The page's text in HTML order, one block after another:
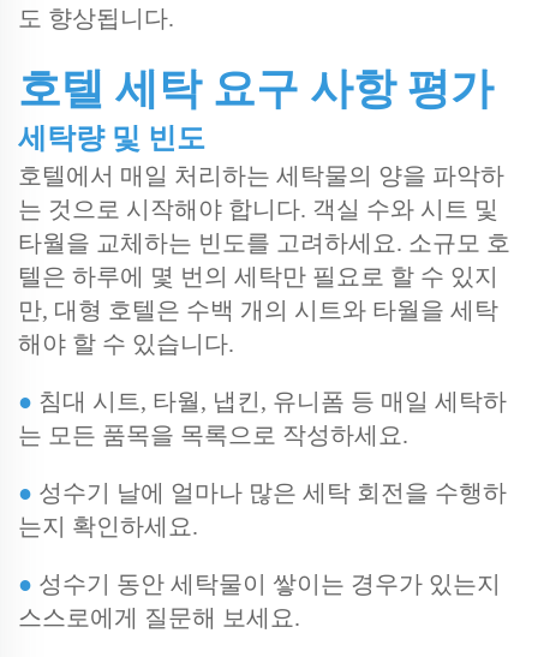
도 향상됩니다.
호텔 세탁 요구 사항 평가
세탁량 및 빈도
호텔에서 매일 처리하는 세탁물의 양을 파악하
는 것으로 시작해야 합니다. 객실 수와 시트 및
타월을 교체하는 빈도를 고려하세요. 소규모 호
텔은 하루에 몇 번의 세탁만 필요로 할 수 있지
만, 대형 호텔은 수백 개의 시트와 타월을 세탁
해야 할 수 있습니다.
● 침대 시트, 타월, 냅킨, 유니폼 등 매일 세탁하
는 모든 품목을 목록으로 작성하세요.
● 성수기 날에 얼마나 많은 세탁 회전을 수행하
는지 확인하세요.
● 성수기 동안 세탁물이 쌓이는 경우가 있는지
스스로에게 질문해 보세요.